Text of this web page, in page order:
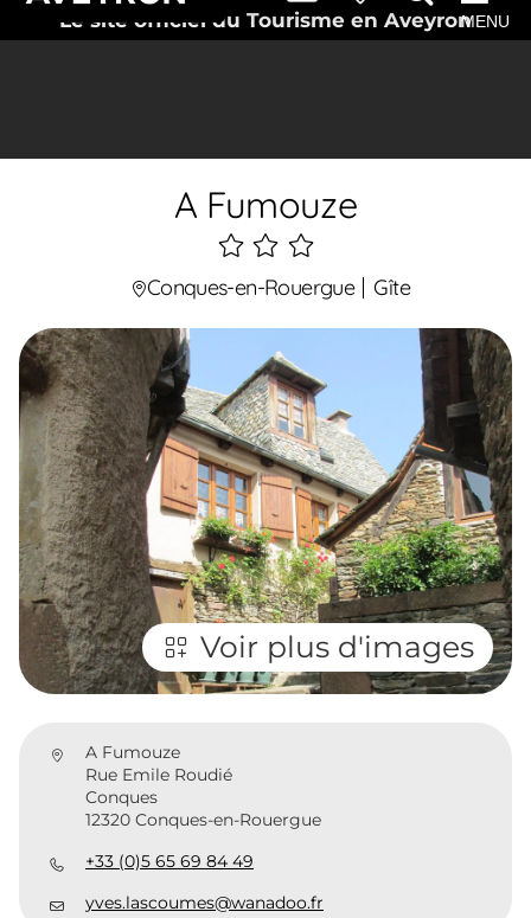
Le site officiel du Tourisme en AveyronMENU
A Fumouze
3
étoiles
Conques-en-Rouergue Gîte
Voir plus d'images
A Fumouze
Rue Emile Roudié
Conques
12320 Conques-en-Rouergue
+33 (0)5 65 69 84 49
yves.lascoumes@wanadoo.fr